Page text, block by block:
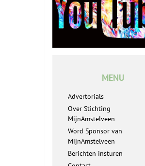
MENU
Advertorials
Over Stichting
MijnAmstelveen
Word Sponsor van
MijnAmstelveen
Berichten insturen